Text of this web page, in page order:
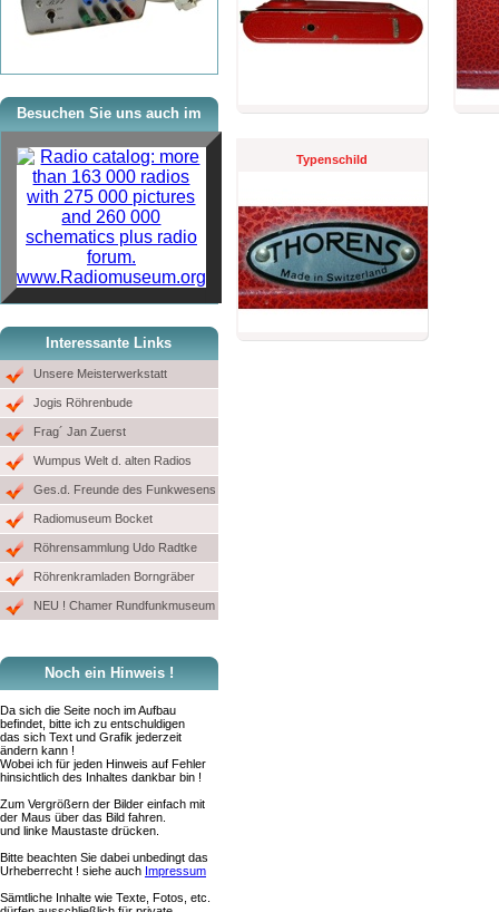
Besuchen Sie uns auch im
www.Radiomuseum.org
Interessante Links
Unsere Meisterwerkstatt
Jogis Röhrenbude
Frag´ Jan Zuerst
Wumpus Welt d. alten Radios
Ges.d. Freunde des Funkwesens
Radiomuseum Bocket
Röhrensammlung Udo Radtke
Röhrenkramladen Borngräber
NEU ! Chamer Rundfunkmuseum
Noch ein Hinweis !
Da sich die Seite noch im Aufbau
befindet, bitte ich zu entschuldigen
das sich Text und Grafik jederzeit
ändern kann !
Wobei ich für jeden Hinweis auf Fehler
hinsichtlich des Inhaltes dankbar bin !
Zum Vergrößern der Bilder einfach mit
der Maus über das Bild fahren.
und linke Maustaste drücken.
Bitte beachten Sie dabei unbedingt das
Urheberrecht ! siehe auch Impressum
Sämtliche Inhalte wie Texte, Fotos, etc.
Typenschild